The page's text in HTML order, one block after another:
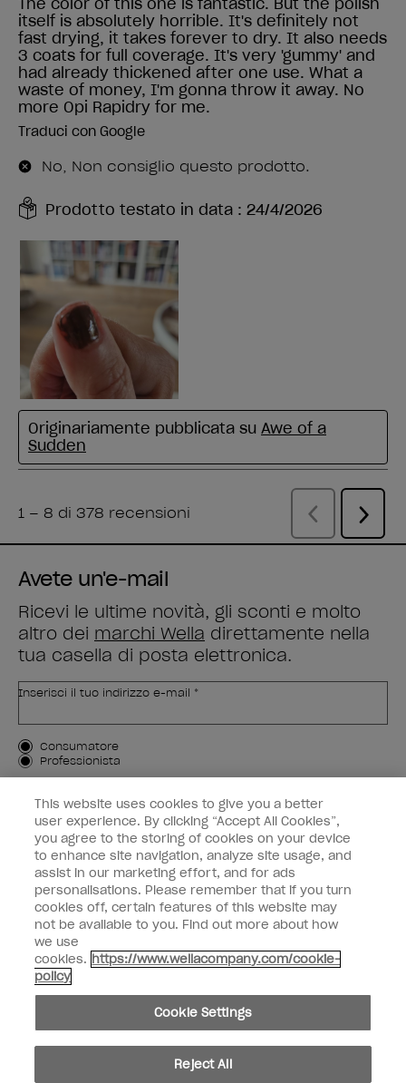
Avete un'e-mail
Ricevi le ultime novità, gli sconti e molto
altro dei marchi Wella direttamente nella
tua casella di posta elettronica.
Inserisci il tuo indirizzo e-mail *
Tipo di cliente
Consumatore
Professionista
ISCRIVIMI
Informazioni per i clienti
OPI & voi
instagramfacebook
Copyright 2026, Wella Operations US LLC. Tutti i diritti riservati.
This website uses cookies to give you a better
user experience. By clicking “Accept All Cookies”,
you agree to the storing of cookies on your device
to enhance site navigation, analyze site usage, and
assist in our marketing effort, and for ads
personalisations. Please remember that if you turn
cookies off, certain features of this website may
not be available to you. Find out more about how
we use
cookies. https://www.wellacompany.com/cookie-
policy
Cookie Settings
Reject All